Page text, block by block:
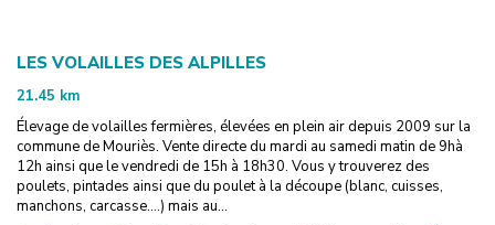
LES VOLAILLES DES ALPILLES
21.45 km
Élevage de volailles fermières, élevées en plein air depuis 2009 sur la
commune de Mouriès. Vente directe du mardi au samedi matin de 9hà
12h ainsi que le vendredi de 15h à 18h30. Vous y trouverez des
poulets, pintades ainsi que du poulet à la découpe (blanc, cuisses,
manchons, carcasse....) mais au...